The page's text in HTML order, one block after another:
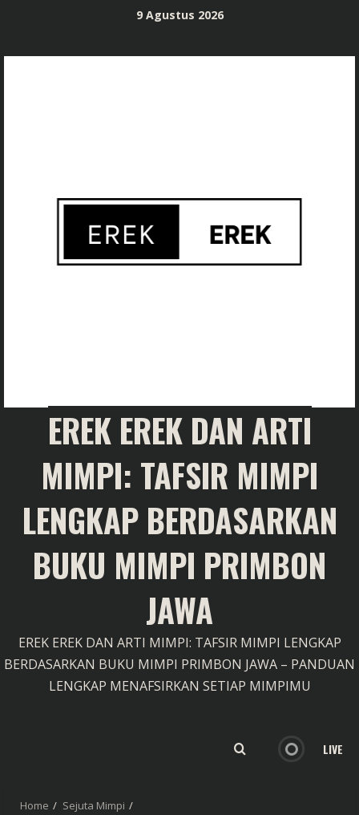
content
9 Agustus 2026
EREK EREK DAN ARTI
MIMPI: TAFSIR MIMPI
LENGKAP BERDASARKAN
BUKU MIMPI PRIMBON
JAWA
EREK EREK DAN ARTI MIMPI: TAFSIR MIMPI LENGKAP
BERDASARKAN BUKU MIMPI PRIMBON JAWA – PANDUAN
LENGKAP MENAFSIRKAN SETIAP MIMPIMU
LIVE
Home
Sejuta Mimpi